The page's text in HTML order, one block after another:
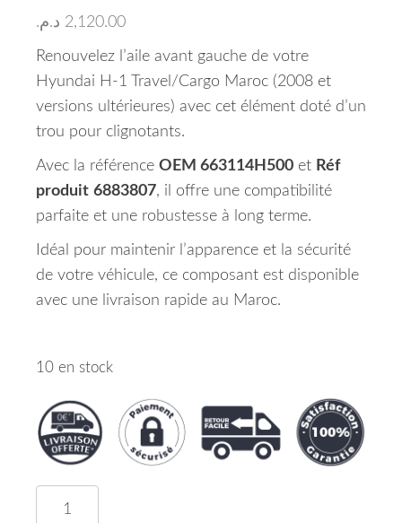
2,120.00 د.م.
Renouvelez l’aile avant gauche de votre
Hyundai H-1 Travel/Cargo Maroc (2008 et
versions ultérieures) avec cet élément doté d’un
trou pour clignotants.
Avec la référence OEM 663114H500 et Réf
produit 6883807, il offre une compatibilité
parfaite et une robustesse à long terme.
Idéal pour maintenir l’apparence et la sécurité
de votre véhicule, ce composant est disponible
avec une livraison rapide au Maroc.
10 en stock